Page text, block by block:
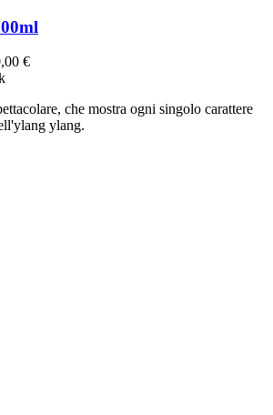
€
che mostra ogni singolo carattere
ylang.